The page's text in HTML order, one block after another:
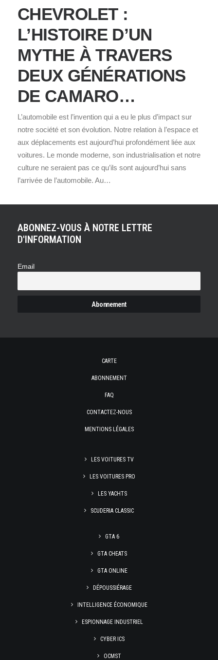
CHEVROLET :
L’HISTOIRE D’UN
MYTHE À TRAVERS
DEUX GÉNÉRATIONS
DE CAMARO…
L’automobile est l’invention qui a eu le plus d’impact sur
notre société et son évolution. Notre relation à l’espace et
aux déplacements est aujourd’hui profondément liée aux
voitures. Le monde moderne, son industrialisation et notre
culture ne seraient pas ce qu’ils sont aujourd’hui sans
l’arrivée de l’automobile. Au…
ABONNEZ-VOUS À NOTRE LETTRE
D'INFORMATION
Email
CARTE
ABONNEMENT
FAQ
CONTACTEZ-NOUS
MENTIONS LÉGALES
LES VOITURES TV
LES VOITURES PRO
LES YACHTS
SCUDERIA CLASSIC
GTA 6
GTA CHEATS
GTA ONLINE
DÉPOUSSIÉRAGE
INTELLIGENCE ÉCONOMIQUE
ESPIONNAGE INDUSTRIEL
CYBER ICS
OCMST